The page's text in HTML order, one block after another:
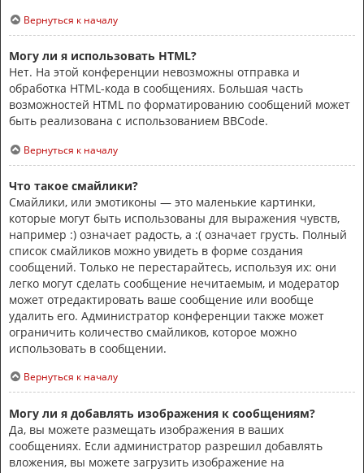
Вернуться к началу
Могу ли я использовать HTML?
Нет. На этой конференции невозможны отправка и
обработка HTML-кода в сообщениях. Большая часть
возможностей HTML по форматированию сообщений может
быть реализована с использованием BBCode.
Вернуться к началу
Что такое смайлики?
Смайлики, или эмотиконы — это маленькие картинки,
которые могут быть использованы для выражения чувств,
например :) означает радость, а :( означает грусть. Полный
список смайликов можно увидеть в форме создания
сообщений. Только не перестарайтесь, используя их: они
легко могут сделать сообщение нечитаемым, и модератор
может отредактировать ваше сообщение или вообще
удалить его. Администратор конференции также может
ограничить количество смайликов, которое можно
использовать в сообщении.
Вернуться к началу
Могу ли я добавлять изображения к сообщениям?
Да, вы можете размещать изображения в ваших
сообщениях. Если администратор разрешил добавлять
вложения, вы можете загрузить изображение на